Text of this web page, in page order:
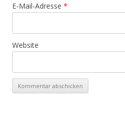
E-Mail-Adresse *
Website